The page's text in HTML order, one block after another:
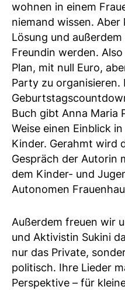
wohnen in einem
niemand wissen.
Lösung und
Freundin werden.
Plan, mit null Euro,
Party zu
Buch gibt Anna Maria
Weise einen Einblick
Kinder. Gerahmt wird
Gespräch der Autorin
dem Kinder- und
Autonomen
Außerdem freuen wir
und Aktivistin Sukini
nur das Private,
politisch. Ihre Lieder
Perspektive – für